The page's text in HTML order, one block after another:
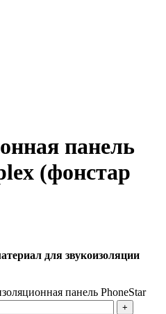
панель
(фонстар
для звукоизоляции
панель PhoneStar